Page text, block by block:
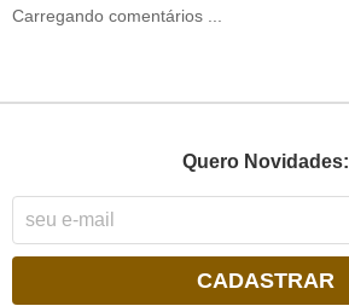
Carregando comentários ...
Quero Novidades:
CADASTRAR